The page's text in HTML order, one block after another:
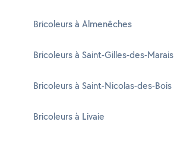
Bricoleurs à Almenêches
Bricoleurs à Saint-Gilles-des-Marais
Bricoleurs à Saint-Nicolas-des-Bois
Bricoleurs à Livaie